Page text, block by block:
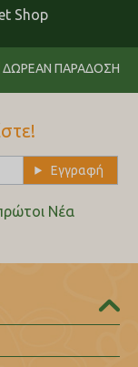
Shop
ΔΩΡΕΑΝ ΠΑΡΑΔΟΣΗ
Nέα